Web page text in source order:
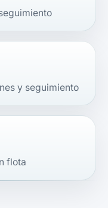
y seguimiento
flota